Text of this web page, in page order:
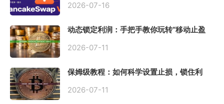
初始化
2026-07-16
动态锁定利润：手把手教你玩转“移动止盈
2026-07-11
保姆级教程：如何科学设置止损，锁住利
2026-07-11